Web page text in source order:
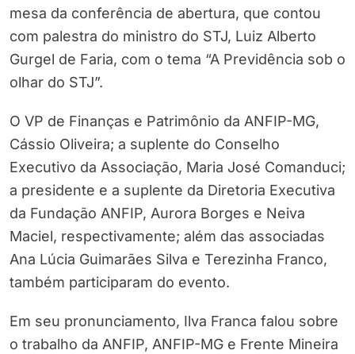
mesa da conferência de abertura, que contou
com palestra do ministro do STJ, Luiz Alberto
Gurgel de Faria, com o tema “A Previdência sob o
olhar do STJ”.
O VP de Finanças e Patrimônio da ANFIP-MG,
Cássio Oliveira; a suplente do Conselho
Executivo da Associação, Maria José Comanduci;
a presidente e a suplente da Diretoria Executiva
da Fundação ANFIP, Aurora Borges e Neiva
Maciel, respectivamente; além das associadas
Ana Lúcia Guimarães Silva e Terezinha Franco,
também participaram do evento.
Em seu pronunciamento, Ilva Franca falou sobre
o trabalho da ANFIP, ANFIP-MG e Frente Mineira